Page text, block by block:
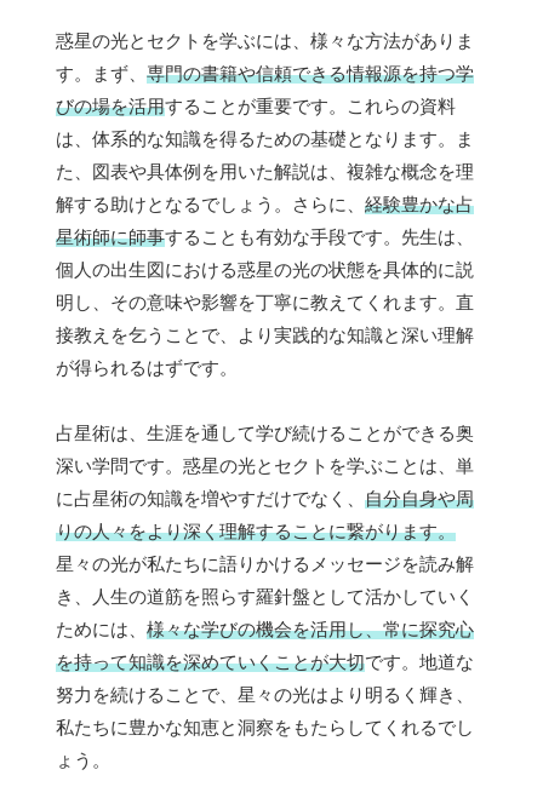
惑星の光とセクトを学ぶには、様々な方法がありま
す。まず、 専門の書籍や信頼できる情報源を持つ学
びの場を活用することが重要です。これらの資料
は、体系的な知識を得るための基礎となります。ま
た、図表や具体例を用いた解説は、複雑な概念を理
解する助けとなるでしょう。さらに、 経験豊かな占
星術師に師事することも有効な手段です。先生は、
個人の出生図における惑星の光の状態を具体的に説
明し、その意味や影響を丁寧に教えてくれます。直
接教えを乞うことで、より実践的な知識と深い理解
が得られるはずです。
占星術は、生涯を通して学び続けることができる奥
深い学問です。惑星の光とセクトを学ぶことは、単
に占星術の知識を増やすだけでなく、 自分自身や周
りの人々をより深く理解することに繋がります。
星々の光が私たちに語りかけるメッセージを読み解
き、人生の道筋を照らす羅針盤として活かしていく
ためには、 様々な学びの機会を活用し、常に探究心
を持って知識を深めていくことが大切です。地道な
努力を続けることで、星々の光はより明るく輝き、
私たちに豊かな知恵と洞察をもたらしてくれるでし
ょう。